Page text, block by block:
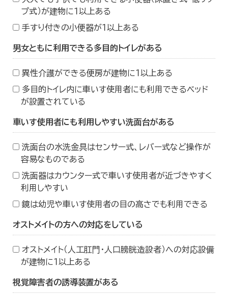
プ式）が建物に１以上ある
手すり付きの小便器が１以上ある
男女ともに利用できる多目的トイレがある
異性介護ができる便房が建物に１以上ある
多目的トイレ内に車いす使用者にも利用できるベッド
が設置されている
車いす使用者にも利用しやすい洗面台がある
洗面台の水洗金具はセンサー式、レバー式など操作が
容易なものである
洗面器はカウンター式で車いす使用者が近づきやすく
利用しやすい
鏡は幼児や車いす使用者の目の高さでも利用できる
オストメイトの方への対応をしている
オストメイト（人工肛門・人口膀胱造設者）への対応設備
が建物に１以上ある
視覚障害者の誘導装置がある